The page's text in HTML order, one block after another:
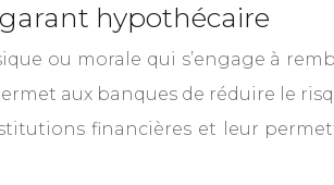
hypothécaire
ou morale qui s’engage à
aux banques de réduire le
financières et leur